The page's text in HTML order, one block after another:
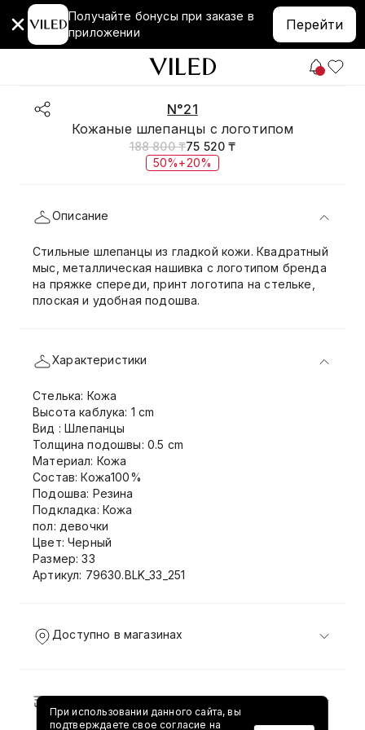
Получайте бонусы при заказе в
приложении
Перейти
N°21
Кожаные шлепанцы с логотипом
188 800 ₸75 520 ₸
50%+20%
Описание
Стильные шлепанцы из гладкой кожи. Квадратный
мыс, металлическая нашивка с логотипом бренда
на пряжке спереди, принт логотипа на стельке,
плоская и удобная подошва.
Характеристики
Стелька: Кожа
Высота каблука: 1 cm
Вид : Шлепанцы
Толщина подошвы: 0.5 cm
Материал: Кожа
Состав: Кожа100%
Подошва: Резина
Подкладка: Кожа
пол: девочки
Цвет: Черный
Размер: 33
Артикул: 79630.BLK_33_251
Доступно в магазинах
Доставка и возврат
При использовании данного сайта, вы
подтверждаете свое согласие на